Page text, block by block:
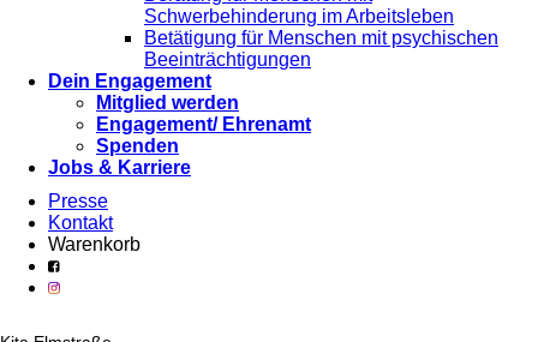
Schwerbehinderung im Arbeitsleben
Betätigung für Menschen mit psychischen
Beeinträchtigungen
Dein Engagement
Mitglied werden
Engagement/ Ehrenamt
Spenden
Jobs & Karriere
Presse
Kontakt
Warenkorb